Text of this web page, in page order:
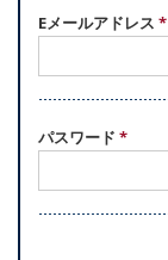
Eメールアドレス *
パスワード *